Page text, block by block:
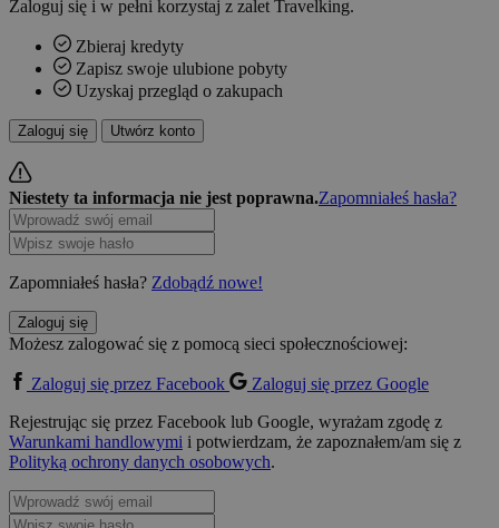
Zaloguj się i w pełni korzystaj z zalet Travelking.
Zbieraj kredyty
Zapisz swoje ulubione pobyty
Uzyskaj przegląd o zakupach
Zaloguj się Utwórz konto
Niestety ta informacja nie jest poprawna.Zapomniałeś hasła?
Zapomniałeś hasła? Zdobądź nowe!
Zaloguj się
Możesz zalogować się z pomocą sieci społecznościowej:
Zaloguj się przez Facebook
Zaloguj się przez Google
Rejestrując się przez Facebook lub Google, wyrażam zgodę z
Warunkami handlowymi i potwierdzam, że zapoznałem/am się z
Polityką ochrony danych osobowych.